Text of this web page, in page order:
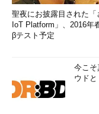
聖夜にお披露目された「
IoT Platform」、2016年
βテスト予定
今こ
ウド